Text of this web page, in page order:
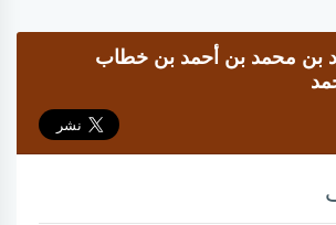
بن محمد بن أحمد بن خطاب